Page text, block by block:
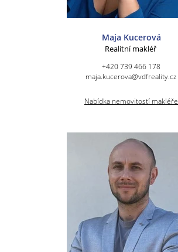
Maja Kucerová
Realitní makléř
+420 739 466 178
maja.kucerova@vdfreality.cz
Nabídka nemovitostí makléře